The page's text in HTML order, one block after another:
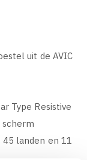
uit de AVIC
Type Resistive
landen en 11